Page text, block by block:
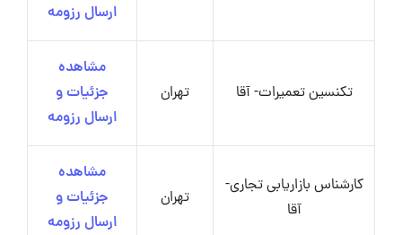
ارسال رزومه
تکنسین تعمیرات- آقا تهران
مشاهده
جزئیات و
ارسال رزومه
کارشناس بازاریابی تجاری-
آقا
تهران
مشاهده
جزئیات و
ارسال رزومه